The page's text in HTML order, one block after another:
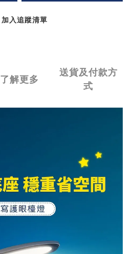
加入追蹤清單
了解更多
送貨及付款方
式